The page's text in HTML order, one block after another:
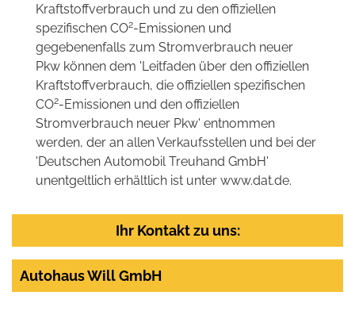
Kraftstoffverbrauch und zu den offiziellen
spezifischen CO2-Emissionen und
gegebenenfalls zum Stromverbrauch neuer
Pkw können dem 'Leitfaden über den offiziellen
Kraftstoffverbrauch, die offiziellen spezifischen
CO2-Emissionen und den offiziellen
Stromverbrauch neuer Pkw' entnommen
werden, der an allen Verkaufsstellen und bei der
'Deutschen Automobil Treuhand GmbH'
unentgeltlich erhältlich ist unter www.dat.de.
Ihr Kontakt zu uns:
Autohaus Will GmbH